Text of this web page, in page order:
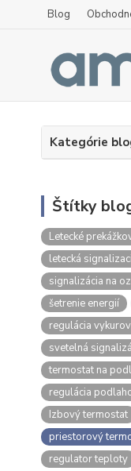
Blog
Kategórie
Štítky
Letecké
letecká
signalizácia na
šetrenie energií
regulácia
svetelná
termostat na
regulácia
Izbový termostat
priestorový
regulator teploty